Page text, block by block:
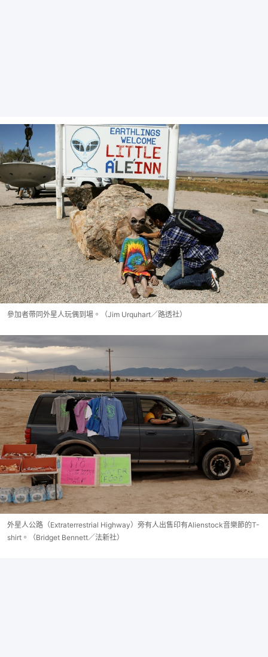
參加者帶同外星人玩偶到場。（Jim Urquhart／路透社）
外星人公路（Extraterrestrial Highway）旁有人出售印有Alienstock音樂節的T-
shirt。（Bridget Bennett／法新社）